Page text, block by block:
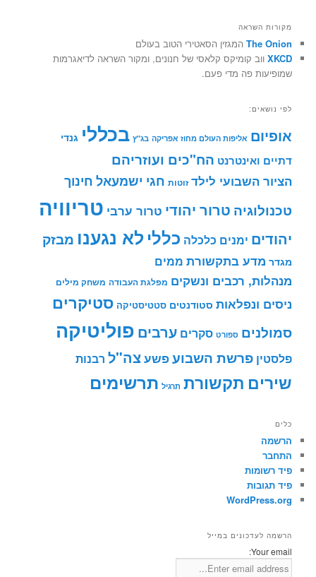
מקורות השראה
The Onion המגזין הסאטירי הטוב בעולם
XKCD ווב קומיקס קלאסי של חנונים, ומקור השראה לדיאגרמות
שמופיעות פה מדי פעם.
לפי נושאים:
אופיום אליפות העולם מחוז אפריקה בג"ץ בכללי גנדי
דתיים ואינטרנט הח"כים ועוזריהם
הציור השבועי לילד זוטות חגי ישמעאל חינוך
טכנולוגיה טרור יהודי טרור ערבי טריוויה
יהודים ימנים כלכלה כללי לא נגענו מבזק
מגדר מדע בתקשורת ממים
מנהלות, רכבים ונשקים מפלגת העבודה משחק מילים
ניסים ונפלאות סטודנטים סטטיסטיקה סטיקרים
סמולנים ספורט סקרים ערבים פוליטיקה
פלסטין פרשת השבועפשעצה"ל רבנות
שירים תקשורת תרגיל תרשימים
כלים
הרשמה
התחבר
פיד רשומות
פיד תגובות
WordPress.org
הרשמה לעדכונים במייל
Your email: